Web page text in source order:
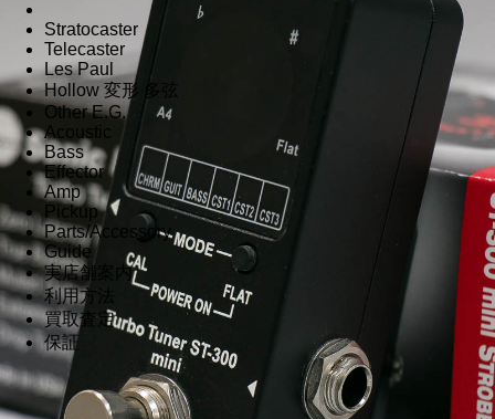
Stratocaster
Telecaster
Les Paul
Hollow 変形 多弦
Other E.G.
Acoustic
Bass
Effector
Amp
Pickup
Parts/Accessory
Guide
実店舗案内
利用方法
買取査定
保証